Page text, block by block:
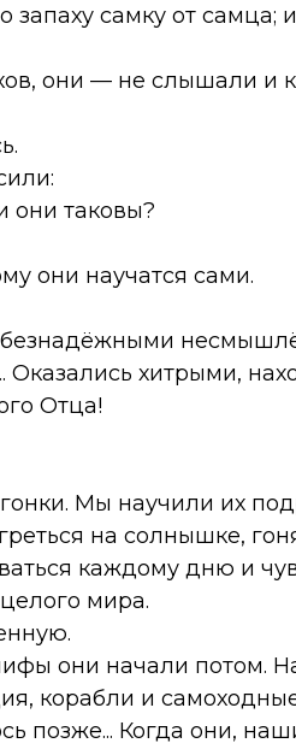
самку от самца;
они — не слышали и
они таковы?
они научатся сами.
безнадёжными
Оказались хитрыми,
Отца!
Мы научили их
на солнышке,
каждому дню и
мира.
они начали потом.
корабли и
позже... Когда они,